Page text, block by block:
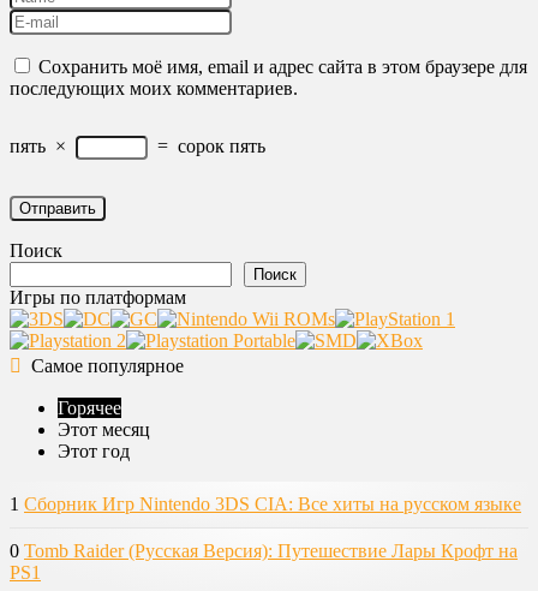
Сохранить моё имя, email и адрес сайта в этом браузере для
последующих моих комментариев.
пять × = сорок пять
Поиск
Поиск
Игры по платформам
Самое популярное
Горячее
Этот месяц
Этот год
1 Сборник Игр Nintendo 3DS CIA: Все хиты на русском языке
0 Tomb Raider (Русская Версия): Путешествие Лары Крофт на
PS1